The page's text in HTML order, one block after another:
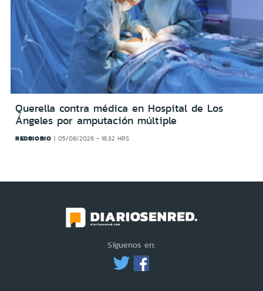
Querella contra médica en Hospital de Los
Ángeles por amputación múltiple
REDBIOBIO 05/08/2026 - 16:32 HRS
Síguenos en: